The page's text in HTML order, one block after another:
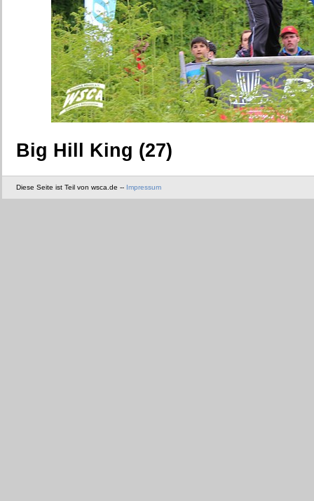
Big Hill King (27)
Diese Seite ist Teil von wsca.de -- Impressum